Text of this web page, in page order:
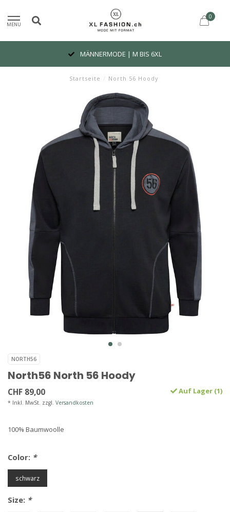
MENU
0
MÄNNERMODE | M BIS 6XL
Startseite / North 56 Hoody
NORTH56
North56 North 56 Hoody
CHF 89,00
* Inkl. MwSt. zzgl. Versandkosten
Auf Lager (1)
100% Baumwoolle
Color: *
schwarz
Size: *